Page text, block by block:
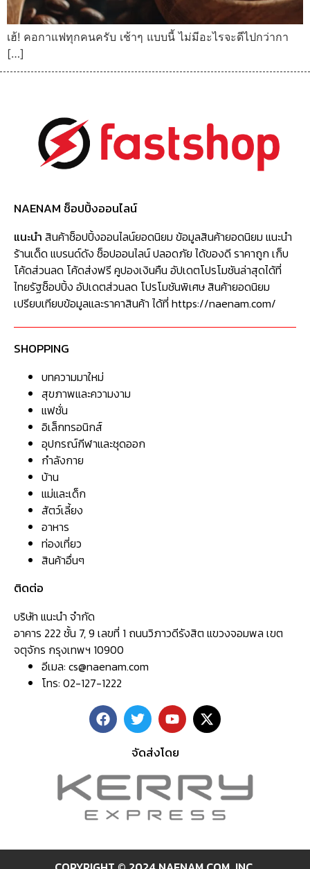
เฮ้! คอกาแฟทุกคนครับ เช้าๆ แบบนี้ ไม่มีอะไรจะดีไปกว่ากา
[…]
NAENAM ช็อปปิ้งออนไลน์
แนะนำ สินค้าช็อปปิ้งออนไลน์ยอดนิยม ข้อมูลสินค้ายอดนิยม แนะนำ
ร้านเด็ด แบรนด์ดัง ช็อปออนไลน์ ปลอดภัย ได้ของดี ราคาถูก เก็บ
โค้ดส่วนลด โค้ดส่งฟรี คูปองเงินคืน อัปเดตโปรโมชันล่าสุดได้ที่
ไทยรัฐช็อปปิ้ง อัปเดตส่วนลด โปรโมชันพิเศษ สินค้ายอดนิยม
เปรียบเทียบข้อมูลและราคาสินค้า ได้ที่ https://naenam.com/
SHOPPING
บทความมาใหม่
สุขภาพและความงาม
แฟชั่น
อิเล็กทรอนิกส์
อุปกรณ์กีฬาและชุดออก
กำลังกาย
บ้าน
แม่และเด็ก
สัตว์เลี้ยง
อาหาร
ท่องเที่ยว
สินค้าอื่นๆ
ติดต่อ
บริษัท แนะนำ จำกัด
อาคาร 222 ชั้น 7, 9 เลขที่ 1 ถนนวิภาวดีรังสิต แขวงจอมพล เขต
จตุจักร กรุงเทพฯ 10900
อีเมล: cs@naenam.com
โทร: 02-127-1222
จัดส่งโดย